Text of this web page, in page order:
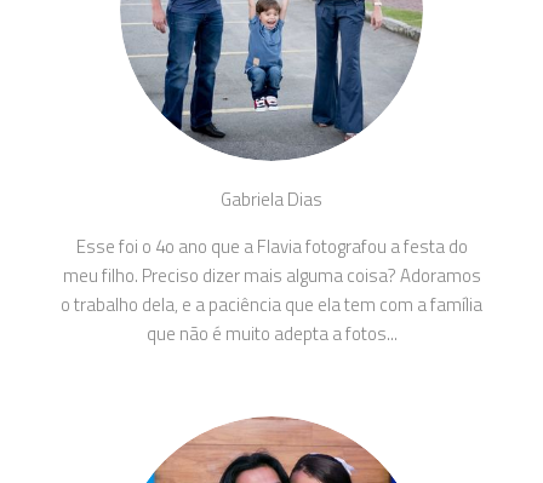
Gabriela Dias
Esse foi o 4o ano que a Flavia fotografou a festa do
meu filho. Preciso dizer mais alguma coisa? Adoramos
o trabalho dela, e a paciência que ela tem com a família
que não é muito adepta a fotos...